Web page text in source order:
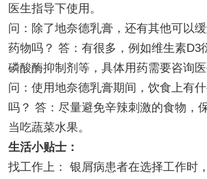
医生指导下使用。
问：除了地奈德乳膏，还有其他可以
药物吗？ 答：有很多，例如维生素D3
磷酸酶抑制剂等，具体用药需要咨询医
问：使用地奈德乳膏期间，饮食上有
吗？ 答：尽量避免辛辣刺激的食物，
当吃蔬菜水果。
生活小贴士：
找工作上： 银屑病患者在选择工作时